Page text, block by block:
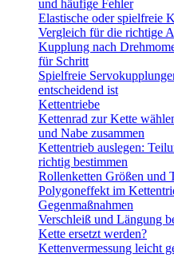
und häufige Fehler
Elastische oder spielfreie
Vergleich für die richtige
Kupplung nach
für Schritt
Spielfreie
entscheidend ist
Kettentriebe
Kettenrad zur Kette
und Nabe zusammen
Kettentrieb auslegen:
richtig bestimmen
Rollenketten Größen und
Polygoneffekt im
Gegenmaßnahmen
Verschleiß und Längung
Kette ersetzt werden?
Kettenvermessung leicht